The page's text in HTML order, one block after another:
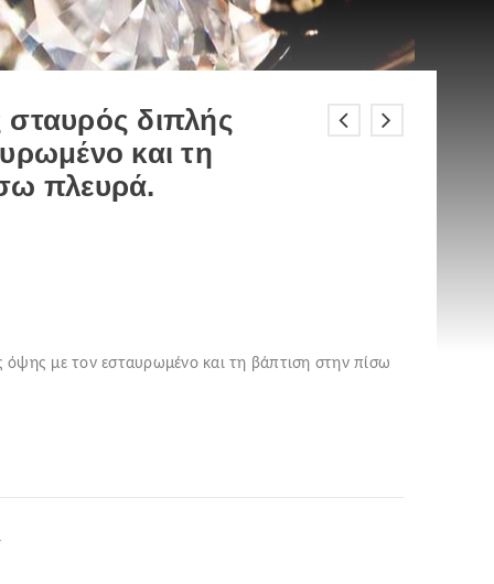
διπλής
και τη
πλευρά.
όψης με τον εσταυρωμένο και τη βάπτιση στην πίσω